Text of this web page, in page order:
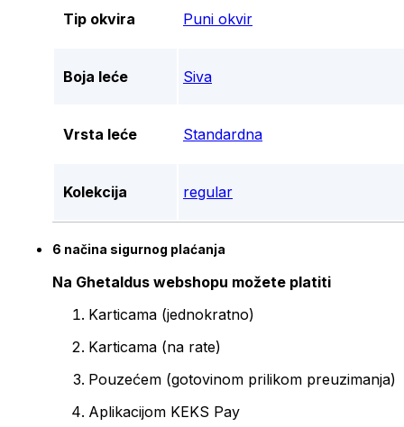
Tip okvira Puni okvir
Boja leće Siva
Vrsta leće Standardna
Kolekcija regular
6 načina sigurnog plaćanja
Na Ghetaldus webshopu možete platiti
Karticama (jednokratno)
Karticama (na rate)
Pouzećem (gotovinom prilikom preuzimanja)
Aplikacijom KEKS Pay